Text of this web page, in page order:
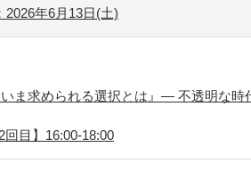
年6月13日(土)
ま求められる選択とは』― 不透明な
回目】16:00-18:00